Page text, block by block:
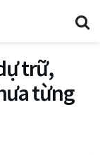
trữ,
từng